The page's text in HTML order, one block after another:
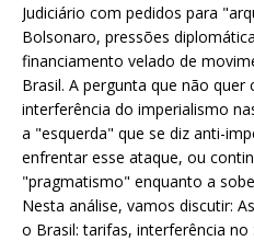
Judiciário com pedidos para
Bolsonaro, pressões
financiamento velado de
Brasil. A pergunta que não quer
interferência do imperialismo
a "esquerda" que se diz anti-
enfrentar esse ataque, ou
"pragmatismo" enquanto a
Nesta análise, vamos discutir:
o Brasil: tarifas, interferência